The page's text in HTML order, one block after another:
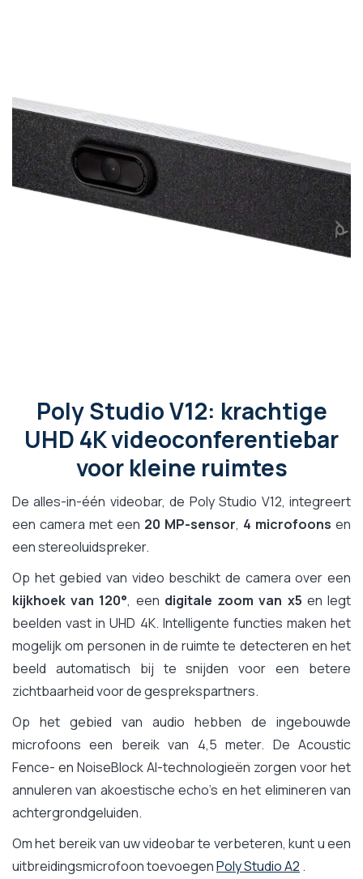
Poly Studio V12: krachtige
UHD 4K videoconferentiebar
voor kleine ruimtes
De alles-in-één videobar, de Poly Studio V12, integreert
een camera met een 20 MP-sensor, 4 microfoons en
een stereoluidspreker.
Op het gebied van video beschikt de camera over een
kijkhoek van 120°, een digitale zoom van x5 en legt
beelden vast in UHD 4K. Intelligente functies maken het
mogelijk om personen in de ruimte te detecteren en het
beeld automatisch bij te snijden voor een betere
zichtbaarheid voor de gesprekspartners.
Op het gebied van audio hebben de ingebouwde
microfoons een bereik van 4,5 meter. De Acoustic
Fence- en NoiseBlock AI-technologieën zorgen voor het
annuleren van akoestische echo's en het elimineren van
achtergrondgeluiden.
Om het bereik van uw videobar te verbeteren, kunt u een
uitbreidingsmicrofoon toevoegenPoly Studio A2 .